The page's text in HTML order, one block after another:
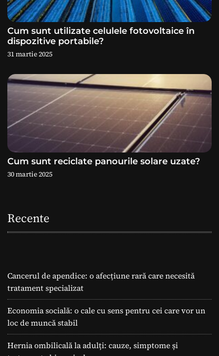
l
e
Cum sunt utilizate celulele fotovoltaice în
dispozitive portabile?
31 martie 2025
Cum sunt reciclate panourile solare uzate?
30 martie 2025
Recente
Cancerul de apendice: o afecțiune rară care necesită
tratament specializat
Economia socială: o cale cu sens pentru cei care vor un
loc de muncă stabil
Hernia ombilicală la adulți: cauze, simptome și